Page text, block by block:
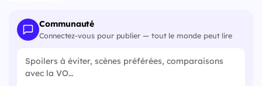
Communauté
Connectez-vous pour publier — tout le monde peut lire